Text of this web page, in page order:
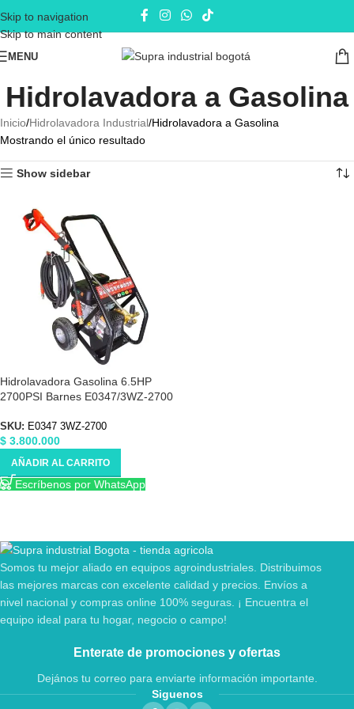
Skip to navigation
Skip to main content
MENU
Hidrolavadora a Gasolina
Inicio Hidrolavadora Industrial Hidrolavadora a Gasolina
Mostrando el único resultado
Show sidebar
Hidrolavadora Gasolina 6.5HP
2700PSI Barnes E0347/3WZ-2700
SKU: E0347 3WZ-2700
$ 3.800.000
AÑADIR AL CARRITO
Escríbenos por WhatsApp
Somos tu mejor aliado en equipos agroindustriales. Distribuimos
las mejores marcas con excelente calidad y precios. Envíos a
nivel nacional y compras online 100% seguras. ¡ Encuentra el
equipo ideal para tu hogar, negocio o campo!
Enterate de promociones y ofertas
Dejános tu correo para enviarte información importante.
Siguenos